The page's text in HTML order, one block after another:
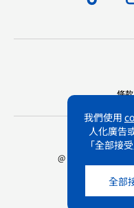
我們使用
人化廣告
「全部接
全部
版權所有 不得
@ Joint Publishing
All
條